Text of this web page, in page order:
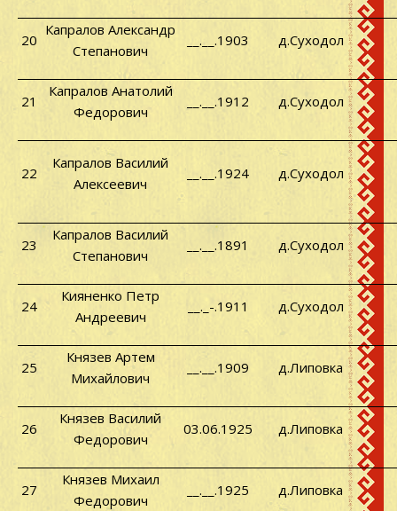
20
Капралов Александр
Степанович
__.__.1903 д.Суходол
21
Капралов Анатолий
Федорович
__.__.1912 д.Суходол
22
Капралов Василий
Алексеевич
__.__.1924 д.Суходол
23
Капралов Василий
Степанович
__.__.1891 д.Суходол
24
Кияненко Петр
Андреевич
__._-.1911 д.Суходол
25
Князев Артем
Михайлович
__.__.1909 д.Липовка
26
Князев Василий
Федорович
03.06.1925 д.Липовка
27
Князев Михаил
Федорович
__.__.1925 д.Липовка